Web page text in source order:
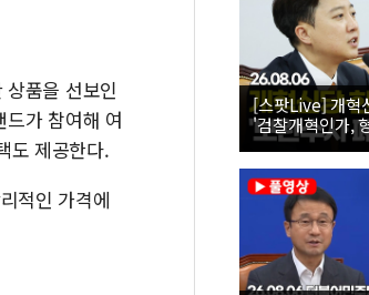
품을 선보인
가 참여해 여
도 제공한다.
적인 가격에
[스팟Live] 개혁
'검찰개혁인가,
미나｜26.08.06